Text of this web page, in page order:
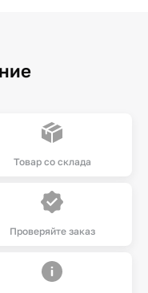
Товар со склада
Проверяйте заказ